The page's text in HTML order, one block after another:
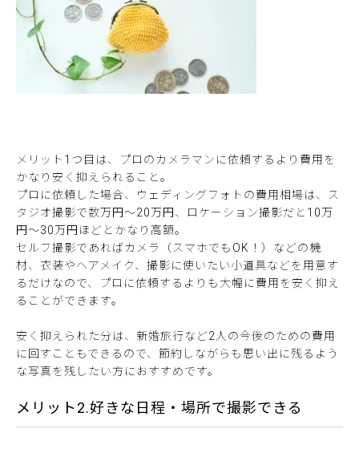
メリット1つ目は、プロのカメラマンに依頼するより費用を
かなり安く抑えられること。
プロに依頼した場合、ウェディングフォトの費用相場は、ス
タジオ撮影で数万円～20万円、ロケーション撮影だと10万
円～30万円ほどとかなり高額。
セルフ撮影であればカメラ（スマホでもOK！）などの機
材、衣装やヘアメイク、撮影に使いたい小道具などを用意す
るだけなので、プロに依頼するよりも大幅に費用を安く抑え
ることができます。
安く抑えられた分は、新婚旅行など2人の今後のための費用
に回すこともできるので、節約しながらも思い出に残るよう
な写真を残したい方におすすめです。
メリット2.好きな日程・場所で撮影できる